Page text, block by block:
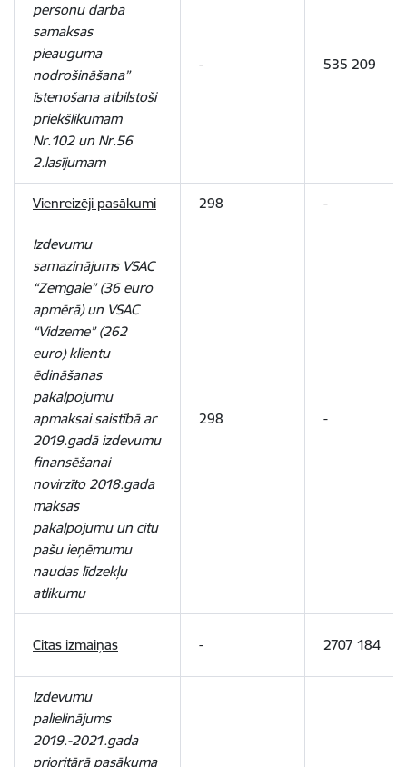
personu darba
samaksas
pieauguma
nodrošināšana”
īstenošana atbilstoši
priekšlikumam
Nr.102 un Nr.56
2.lasījumam
- 535 209
Vienreizēji pasākumi 298 -
Izdevumu
samazinājums VSAC
“Zemgale” (36 euro
apmērā) un VSAC
“Vidzeme” (262
euro) klientu
ēdināšanas
pakalpojumu
apmaksai saistībā ar
2019.gadā izdevumu
finansēšanai
novirzīto 2018.gada
maksas
pakalpojumu un citu
pašu ieņēmumu
naudas līdzekļu
atlikumu
298 -
Citas izmaiņas - 2707 184
Izdevumu
palielinājums
2019.-2021.gada
prioritārā pasākuma